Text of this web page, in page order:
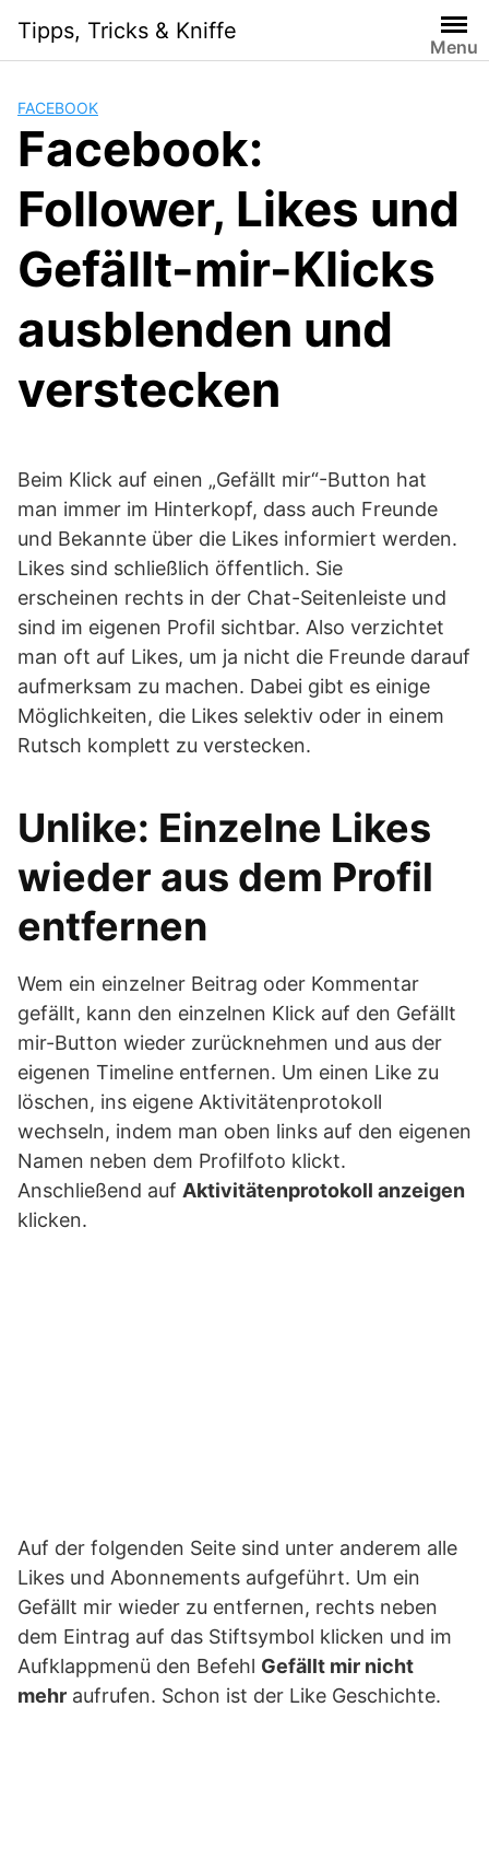
i
Tipps, Tricks & Kniffe
Menu
FACEBOOK
Facebook:
Follower, Likes und
Gefällt-mir-Klicks
ausblenden und
verstecken
Beim Klick auf einen „Gefällt mir“-Button hat
man immer im Hinterkopf, dass auch Freunde
und Bekannte über die Likes informiert werden.
Likes sind schließlich öffentlich. Sie
erscheinen rechts in der Chat-Seitenleiste und
sind im eigenen Profil sichtbar. Also verzichtet
man oft auf Likes, um ja nicht die Freunde darauf
aufmerksam zu machen. Dabei gibt es einige
Möglichkeiten, die Likes selektiv oder in einem
Rutsch komplett zu verstecken.
Unlike: Einzelne Likes
wieder aus dem Profil
entfernen
Wem ein einzelner Beitrag oder Kommentar
gefällt, kann den einzelnen Klick auf den Gefällt
mir-Button wieder zurücknehmen und aus der
eigenen Timeline entfernen. Um einen Like zu
löschen, ins eigene Aktivitätenprotokoll
wechseln, indem man oben links auf den eigenen
Namen neben dem Profilfoto klickt.
Anschließend auf Aktivitätenprotokoll anzeigen
klicken.
Auf der folgenden Seite sind unter anderem alle
Likes und Abonnements aufgeführt. Um ein
Gefällt mir wieder zu entfernen, rechts neben
dem Eintrag auf das Stiftsymbol klicken und im
Aufklappmenü den Befehl Gefällt mir nicht
mehr aufrufen. Schon ist der Like Geschichte.